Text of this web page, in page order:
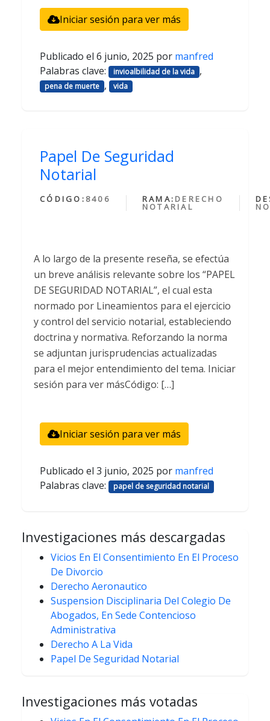
Iniciar sesión para ver más
Publicado el 6 junio, 2025 por manfred
Palabras clave:
invioalbilidad de la vida ,
pena de muerte , vida
Papel De Seguridad
Notarial
CÓDIGO: 8406 RAMA: DERECHO
NOTARIAL
A lo largo de la presente reseña, se efectúa
un breve análisis relevante sobre los “PAPEL
DE SEGURIDAD NOTARIAL”, el cual esta
normado por Lineamientos para el ejercicio
y control del servicio notarial, estableciendo
doctrina y normativa. Reforzando la norma
se adjuntan jurisprudencias actualizadas
para el mejor entendimiento del tema. Iniciar
sesión para ver másCódigo: […]
Iniciar sesión para ver más
Publicado el 3 junio, 2025 por manfred
Palabras clave:
papel de seguridad notarial
Investigaciones más descargadas
Vicios En El Consentimiento En El Proceso
De Divorcio
Derecho Aeronautico
Suspension Disciplinaria Del Colegio De
Abogados, En Sede Contencioso
Administrativa
Derecho A La Vida
Papel De Seguridad Notarial
Investigaciones más votadas